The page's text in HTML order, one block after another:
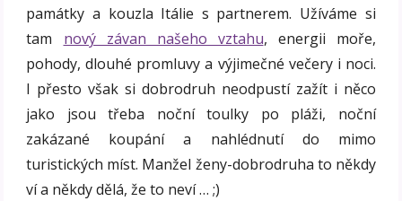
památky a kouzla Itálie s partnerem. Užíváme si
tam nový závan našeho vztahu, energii moře,
pohody, dlouhé promluvy a výjimečné večery i noci.
I přesto však si dobrodruh neodpustí zažít i něco
jako jsou třeba noční toulky po pláži, noční
zakázané koupání a nahlédnutí do mimo
turistických míst. Manžel ženy-dobrodruha to někdy
ví a někdy dělá, že to neví … ;)